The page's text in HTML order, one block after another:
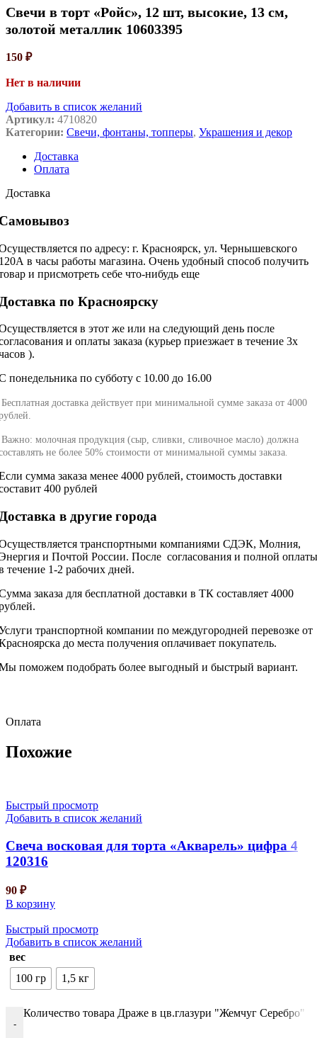
Свечи в торт «Ройс», 12 шт, высокие, 13 см,
золотой металлик 10603395
150 ₽
Нет в наличии
Добавить в список желаний
Артикул: 4710820
Категории: Свечи, фонтаны, топперы, Украшения и декор
Доставка
Оплата
Доставка
по адресу: г. Красноярск, ул. Чернышевского
в часы работы магазина. Очень удобный способ получить
и присмотреть себе что-нибудь еще
по Красноярску
в этот же или на следующий день после
и оплаты заказа (курьер приезжает в течение 3х
).
понедельника по субботу с 10.00 до 16.00
Бесплатная доставка действует при минимальной сумме заказа от 4000
Важно: молочная продукция (сыр, сливки, сливочное масло) должна
не более 50% стоимости от минимальной суммы заказа.
сумма заказа менее 4000 рублей, стоимость доставки
400 рублей
в другие города
транспортными компаниями СДЭК, Молния,
и Почтой России. После согласования и полной оплаты
течение 1-2 рабочих дней.
заказа для бесплатной доставки в ТК составляет 4000
транспортной компании по междугородней перевозке от
до места получения оплачивает покупатель.
поможем подобрать более выгодный и быстрый вариант.
Оплата
Похожие
Быстрый просмотр
Добавить в список желаний
Свеча восковая для торта «Акварель» цифра 4
120316
90 ₽
В корзину
Быстрый просмотр
Добавить в список желаний
вес
100 гр
1,5 кг
-
Количество товара Драже в цв.глазури "Жемчуг Серебро"